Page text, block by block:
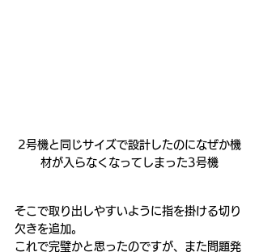
2号機と同じサイズで設計したのになぜか機
材が入らなくなってしまった3号機
そこで取り出しやすいように指を掛ける切り
欠きを追加。
これで完璧かと思ったのですが、また問題発